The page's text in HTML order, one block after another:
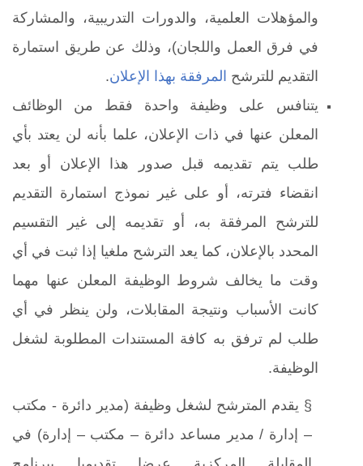
والمؤهلات العلمية، والدورات التدريبية، والمشاركة
في فرق العمل واللجان)، وذلك عن طريق استمارة
التقديم للترشح المرفقة بهذا الإعلان.
يتنافس على وظيفة واحدة فقط من الوظائف
المعلن عنها في ذات الإعلان، علما بأنه لن يعتد بأي
طلب يتم تقديمه قبل صدور هذا الإعلان أو بعد
انقضاء فترته، أو على غير نموذج استمارة التقديم
للترشح المرفقة به، أو تقديمه إلى غير التقسيم
المحدد بالإعلان، كما يعد الترشح ملغيا إذا ثبت في أي
وقت ما يخالف شروط الوظيفة المعلن عنها مهما
كانت الأسباب ونتيجة المقابلات، ولن ينظر في أي
طلب لم ترفق به كافة المستندات المطلوبة لشغل
الوظيفة.
§ يقدم المترشح لشغل وظيفة (مدير دائرة - مكتب
– إدارة / مدير مساعد دائرة – مكتب – إدارة) في